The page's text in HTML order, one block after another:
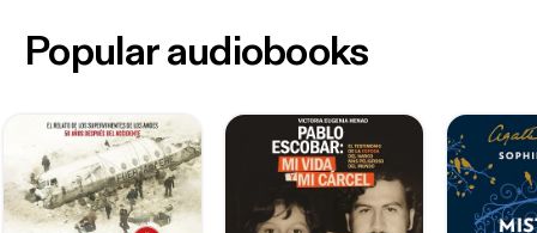
Popular audiobooks